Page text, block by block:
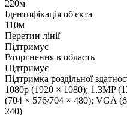
220м
Ідентифікація об'єкта
110м
Перетин лінії
Підтримує
Вторгнення в область
Підтримує
Підтримка роздільної
1080p (1920 × 1080); 1.3MP
(704 × 576/704 × 480); VGA
240)